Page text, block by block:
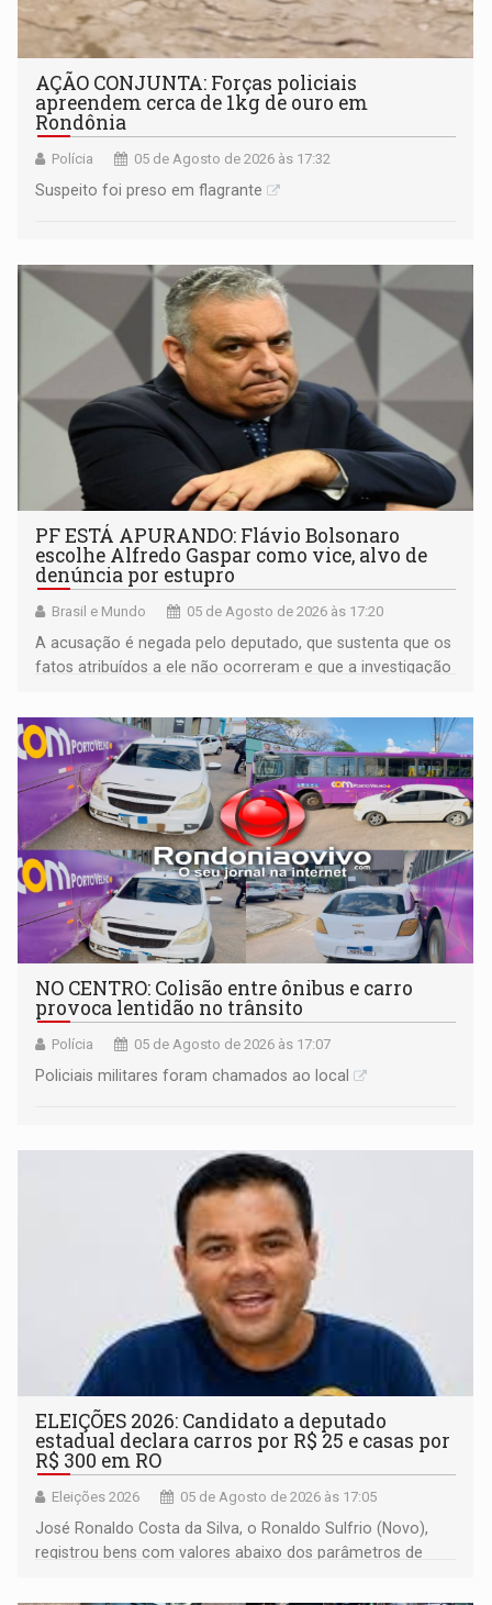
AÇÃO CONJUNTA: Forças policiais
apreendem cerca de 1kg de ouro em
Rondônia
Polícia 05 de Agosto de 2026 às 17:32
Suspeito foi preso em flagrante
PF ESTÁ APURANDO: Flávio Bolsonaro
escolhe Alfredo Gaspar como vice, alvo de
denúncia por estupro
Brasil e Mundo 05 de Agosto de 2026 às 17:20
A acusação é negada pelo deputado, que sustenta que os
fatos atribuídos a ele não ocorreram e que a investigação
NO CENTRO: Colisão entre ônibus e carro
provoca lentidão no trânsito
Polícia 05 de Agosto de 2026 às 17:07
Policiais militares foram chamados ao local
ELEIÇÕES 2026: Candidato a deputado
estadual declara carros por R$ 25 e casas por
R$ 300 em RO
Eleições 2026 05 de Agosto de 2026 às 17:05
José Ronaldo Costa da Silva, o Ronaldo Sulfrio (Novo),
registrou bens com valores abaixo dos parâmetros de
milhões